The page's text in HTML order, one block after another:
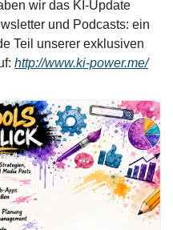
wir das KI-Update
und Podcasts: ein
Teil unserer exklusiven
http://www.ki-power.me/